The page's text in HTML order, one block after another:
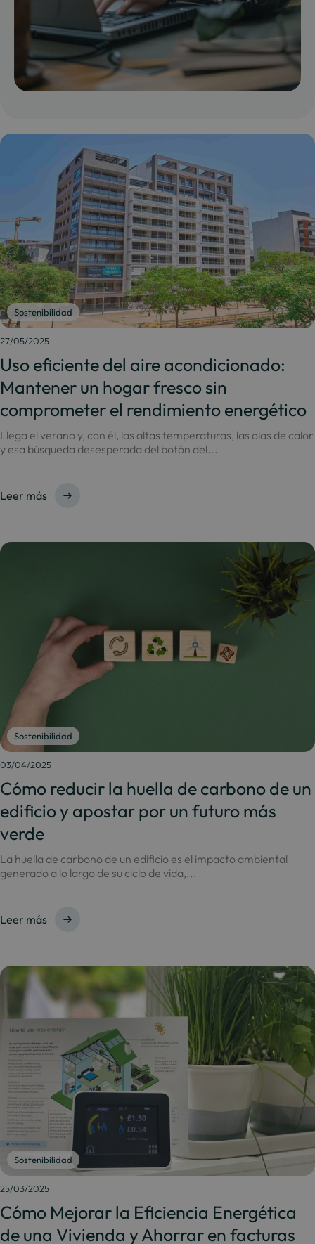
Sostenibilidad
27/05/2025
Uso eficiente del aire acondicionado:
Mantener un hogar fresco sin
comprometer el rendimiento energético
Llega el verano y, con él, las altas temperaturas, las olas de calor
y esa búsqueda desesperada del botón del...
Leer más
Sostenibilidad
03/04/2025
Cómo reducir la huella de carbono de un
edificio y apostar por un futuro más
verde
La huella de carbono de un edificio es el impacto ambiental
generado a lo largo de su ciclo de vida,...
Leer más
Sostenibilidad
25/03/2025
Cómo Mejorar la Eficiencia Energética
de una Vivienda y Ahorrar en facturas